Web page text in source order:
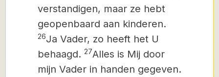
verstandigen, maar ze hebt
geopenbaard aan kinderen.
26Ja Vader, zo heeft het U
behaagd. 27Alles is Mij door
mijn Vader in handen gegeven.